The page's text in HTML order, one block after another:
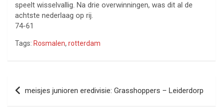
speelt wisselvallig. Na drie overwinningen, was dit al de
achtste nederlaag op rij.
74-61
Tags: Rosmalen, rotterdam
Bericht
navigatie
meisjes junioren eredivisie: Grasshoppers – Leiderdorp